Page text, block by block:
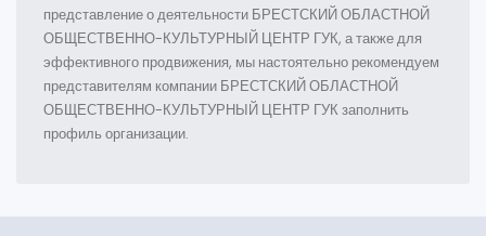
представление о деятельности БРЕСТСКИЙ ОБЛАСТНОЙ
ОБЩЕСТВЕННО-КУЛЬТУРНЫЙ ЦЕНТР ГУК, а также для
эффективного продвижения, мы настоятельно рекомендуем
представителям компании БРЕСТСКИЙ ОБЛАСТНОЙ
ОБЩЕСТВЕННО-КУЛЬТУРНЫЙ ЦЕНТР ГУК заполнить
профиль организации.